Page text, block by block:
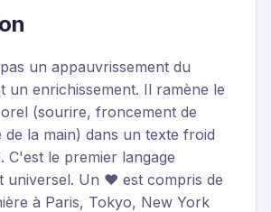
un appauvrissement du
un enrichissement. Il ramène le
(sourire, froncement de
de la main) dans un texte froid
C'est le premier langage
universel. Un ❤️ est compris de
à Paris, Tokyo, New York